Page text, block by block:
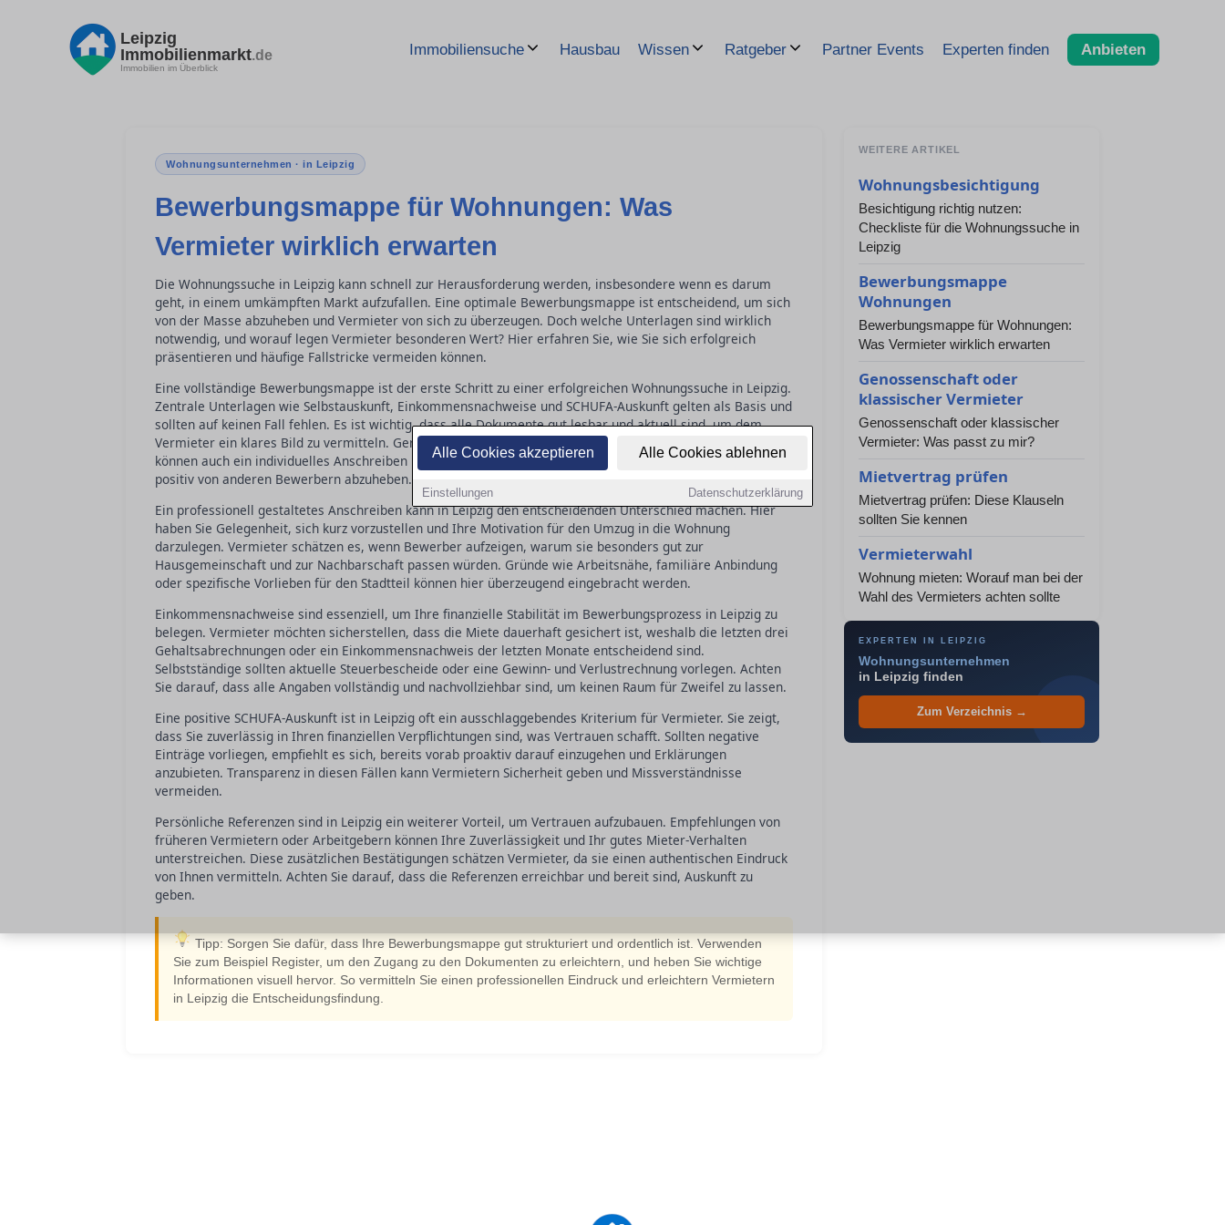
Alle Cookies akzeptieren Alle Cookies ablehnen
Einstellungen Datenschutzerklärung
Leipzig
Immobilienmarkt.de
Immobilien im Überblick
Immobiliensuche Hausbau Wissen Ratgeber Partner Events Experten finden Anbieten
Wohnungsunternehmen · in Leipzig
Bewerbungsmappe für Wohnungen: Was
Vermieter wirklich erwarten
Die Wohnungssuche in Leipzig kann schnell zur Herausforderung werden, insbesondere wenn es darum
geht, in einem umkämpften Markt aufzufallen. Eine optimale Bewerbungsmappe ist entscheidend, um sich
von der Masse abzuheben und Vermieter von sich zu überzeugen. Doch welche Unterlagen sind wirklich
notwendig, und worauf legen Vermieter besonderen Wert? Hier erfahren Sie, wie Sie sich erfolgreich
präsentieren und häufige Fallstricke vermeiden können.
Eine vollständige Bewerbungsmappe ist der erste Schritt zu einer erfolgreichen Wohnungssuche in Leipzig.
Zentrale Unterlagen wie Selbstauskunft, Einkommensnachweise und SCHUFA-Auskunft gelten als Basis und
sollten auf keinen Fall fehlen. Es ist wichtig, dass alle Dokumente gut lesbar und aktuell sind, um dem
Vermieter ein klares Bild zu vermitteln. Gerade in Leipzig mit seinem angespannten Wohnungsmarkt
können auch ein individuelles Anschreiben und persönliche Empfehlungen entscheidend sein, um sich
positiv von anderen Bewerbern abzuheben.
Ein professionell gestaltetes Anschreiben kann in Leipzig den entscheidenden Unterschied machen. Hier
haben Sie Gelegenheit, sich kurz vorzustellen und Ihre Motivation für den Umzug in die Wohnung
darzulegen. Vermieter schätzen es, wenn Bewerber aufzeigen, warum sie besonders gut zur
Hausgemeinschaft und zur Nachbarschaft passen würden. Gründe wie Arbeitsnähe, familiäre Anbindung
oder spezifische Vorlieben für den Stadtteil können hier überzeugend eingebracht werden.
Einkommensnachweise sind essenziell, um Ihre finanzielle Stabilität im Bewerbungsprozess in Leipzig zu
belegen. Vermieter möchten sicherstellen, dass die Miete dauerhaft gesichert ist, weshalb die letzten drei
Gehaltsabrechnungen oder ein Einkommensnachweis der letzten Monate entscheidend sind.
Selbstständige sollten aktuelle Steuerbescheide oder eine Gewinn- und Verlustrechnung vorlegen. Achten
Sie darauf, dass alle Angaben vollständig und nachvollziehbar sind, um keinen Raum für Zweifel zu lassen.
Eine positive SCHUFA-Auskunft ist in Leipzig oft ein ausschlaggebendes Kriterium für Vermieter. Sie zeigt,
dass Sie zuverlässig in Ihren finanziellen Verpflichtungen sind, was Vertrauen schafft. Sollten negative
Einträge vorliegen, empfiehlt es sich, bereits vorab proaktiv darauf einzugehen und Erklärungen
anzubieten. Transparenz in diesen Fällen kann Vermietern Sicherheit geben und Missverständnisse
vermeiden.
Persönliche Referenzen sind in Leipzig ein weiterer Vorteil, um Vertrauen aufzubauen. Empfehlungen von
früheren Vermietern oder Arbeitgebern können Ihre Zuverlässigkeit und Ihr gutes Mieter-Verhalten
unterstreichen. Diese zusätzlichen Bestätigungen schätzen Vermieter, da sie einen authentischen Eindruck
von Ihnen vermitteln. Achten Sie darauf, dass die Referenzen erreichbar und bereit sind, Auskunft zu
geben.
Tipp: Sorgen Sie dafür, dass Ihre Bewerbungsmappe gut strukturiert und ordentlich ist. Verwenden
Sie zum Beispiel Register, um den Zugang zu den Dokumenten zu erleichtern, und heben Sie wichtige
Informationen visuell hervor. So vermitteln Sie einen professionellen Eindruck und erleichtern Vermietern
in Leipzig die Entscheidungsfindung.
WEITERE ARTIKEL
Wohnungsbesichtigung
Besichtigung richtig nutzen:
Checkliste für die Wohnungssuche in
Leipzig
Bewerbungsmappe
Wohnungen
Bewerbungsmappe für Wohnungen:
Was Vermieter wirklich erwarten
Genossenschaft oder
klassischer Vermieter
Genossenschaft oder klassischer
Vermieter: Was passt zu mir?
Mietvertrag prüfen
Mietvertrag prüfen: Diese Klauseln
sollten Sie kennen
Vermieterwahl
Wohnung mieten: Worauf man bei der
Wahl des Vermieters achten sollte
EXPERTEN IN LEIPZIG
Wohnungsunternehmen
in Leipzig finden
Zum Verzeichnis →